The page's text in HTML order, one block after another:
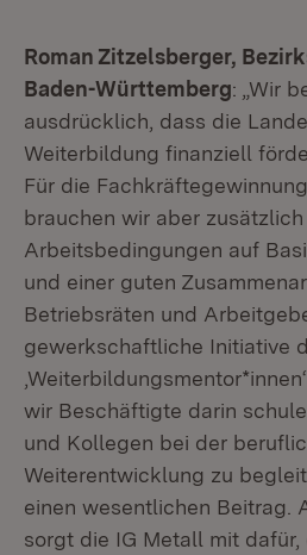
Roman Zitzelsberger,
Baden-Württemberg: „Wir
ausdrücklich, dass die
Weiterbildung finanziell
Für die
brauchen wir aber
Arbeitsbedingungen auf
und einer guten
Betriebsräten und
gewerkschaftliche Initiative
wir Beschäftigte darin
und Kollegen bei der
Weiterentwicklung zu
einen wesentlichen Beitrag.
sorgt die IG Metall mit dafür,